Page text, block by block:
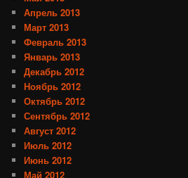
Апрель 2013
Март 2013
Февраль 2013
Январь 2013
Декабрь 2012
Ноябрь 2012
Октябрь 2012
Сентябрь 2012
Август 2012
Июль 2012
Июнь 2012
Май 2012